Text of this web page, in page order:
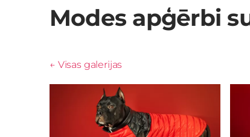
Modes apģērbi
Visas galerijas